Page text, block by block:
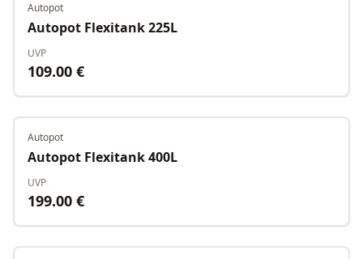
Autopot
Autopot Flexitank 225L
UVP
109.00 €
Autopot
Autopot Flexitank 400L
UVP
199.00 €